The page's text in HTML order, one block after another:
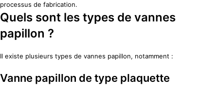
processus de fabrication.
Quels sont les types de vannes
papillon ?
Il existe plusieurs types de vannes papillon, notamment :
Vanne papillon de type plaquette